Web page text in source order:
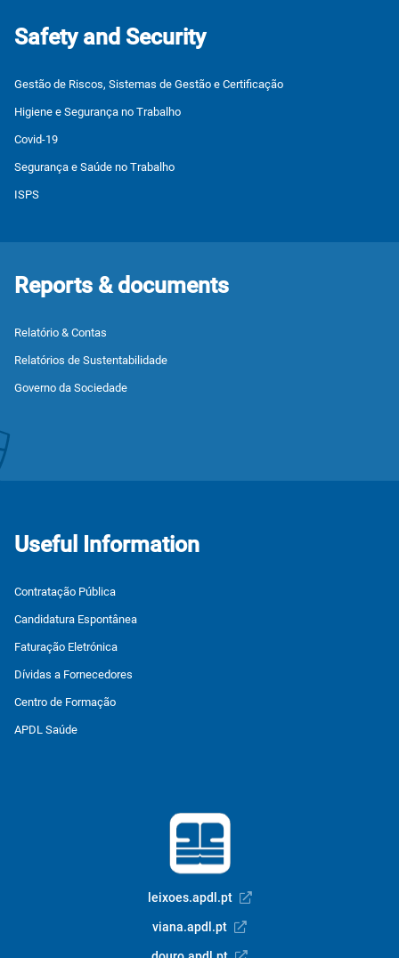
Safety and Security
Gestão de Riscos, Sistemas de Gestão e Certificação
Higiene e Segurança no Trabalho
Covid-19
Segurança e Saúde no Trabalho
ISPS
Reports & documents
Relatório & Contas
Relatórios de Sustentabilidade
Governo da Sociedade
Useful Information
Contratação Pública
Candidatura Espontânea
Faturação Eletrónica
Dívidas a Fornecedores
Centro de Formação
APDL Saúde
leixoes.apdl.pt
viana.apdl.pt